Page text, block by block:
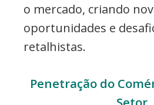
o mercado, criando
oportunidades e
retalhistas.
Penetração do